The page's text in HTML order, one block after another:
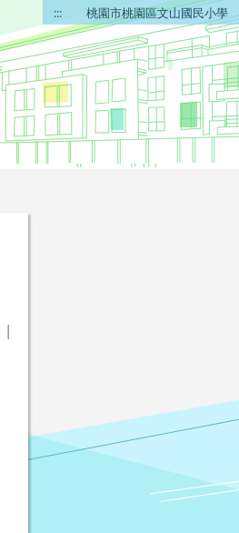
::: 桃園市桃園區文山國民小學
|